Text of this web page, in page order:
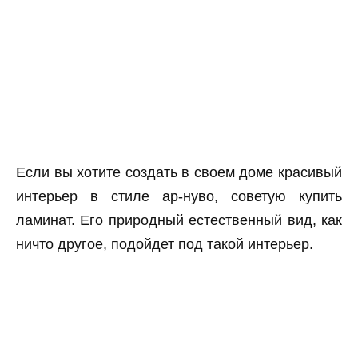
Если вы хотите создать в своем доме красивый
интерьер в стиле ар-нуво, советую купить
ламинат. Его природный естественный вид, как
ничто другое, подойдет под такой интерьер.